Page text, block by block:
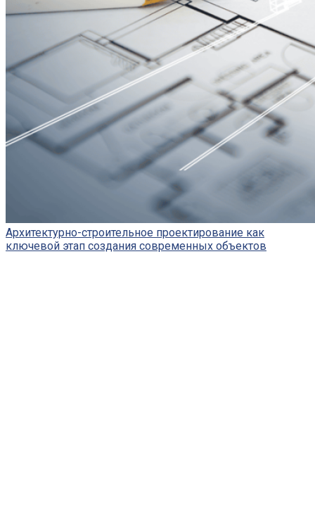
Архитектурно-строительное проектирование как
ключевой этап создания современных объектов